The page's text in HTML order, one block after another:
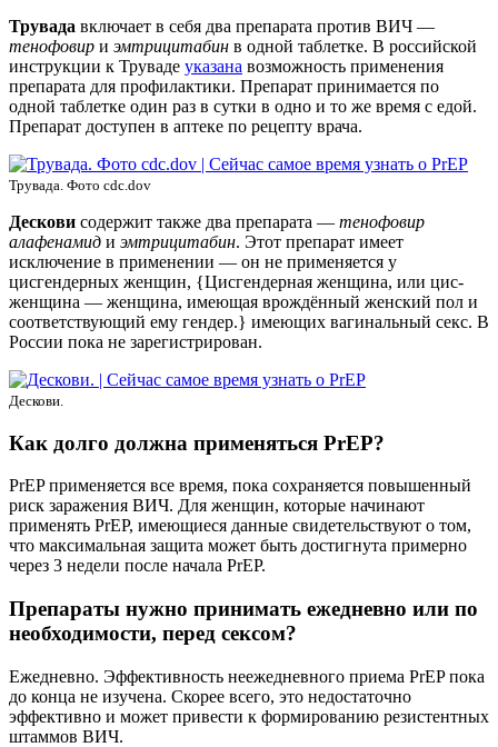
Трувада включает в себя два препарата против ВИЧ —
тенофовир и эмтрицитабин в одной таблетке. В российской
инструкции к Труваде указана возможность применения
препарата для профилактики. Препарат принимается по
одной таблетке один раз в сутки в одно и то же время с едой.
Препарат доступен в аптеке по рецепту врача.
Трувада. Фото cdc.dov
Дескови содержит также два препарата — тенофовир
алафенамид и эмтрицитабин. Этот препарат имеет
исключение в применении — он не применяется у
цисгендерных женщин, {Цисгендерная женщина, или цис-
женщина — женщина, имеющая врождённый женский пол и
соответствующий ему гендер.} имеющих вагинальный секс. В
России пока не зарегистрирован.
Дескови.
Как долго должна применяться PrEP?
PrEP применяется все время, пока сохраняется повышенный
риск заражения ВИЧ. Для женщин, которые начинают
применять PrEP, имеющиеся данные свидетельствуют о том,
что максимальная защита может быть достигнута примерно
через 3 недели после начала PrEP.
Препараты нужно принимать ежедневно или по
необходимости, перед сексом?
Ежедневно. Эффективность неежедневного приема PrEP пока
до конца не изучена. Скорее всего, это недостаточно
эффективно и может привести к формированию резистентных
штаммов ВИЧ.